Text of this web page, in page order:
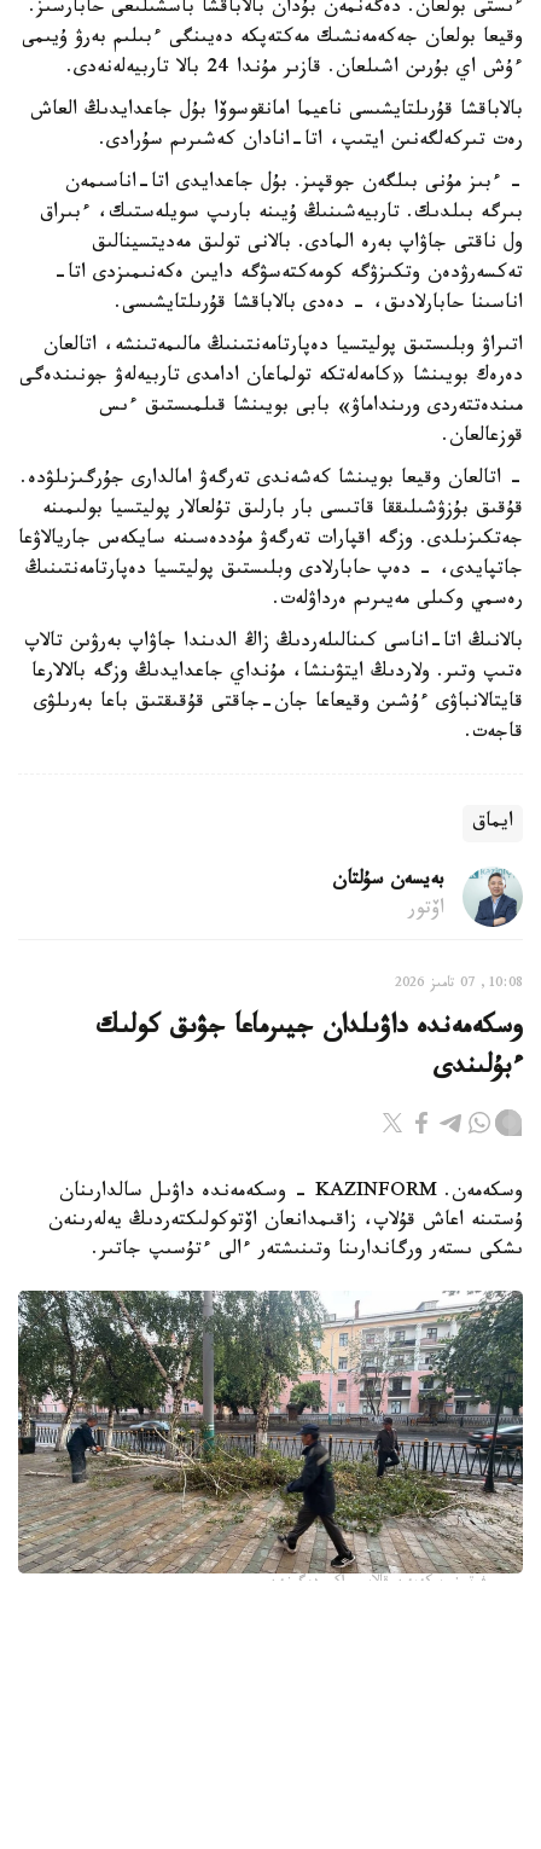
ءىستى بولعان. دەگەنمەن بۇدان بالاباقشا باسشىلىعى حابارسىز.
وقيعا بولعان جەكەمەنشىك مەكتەپكە دەيىنگى ءبىلىم بەرۋ ۇيىمى
ءۇش اي بۇرىن اشىلعان. قازىر مۇندا 24 بالا تاربيەلەنەدى.
بالاباقشا قۇرىلتايشىسى ناعيما امانقوسوۆا بۇل جاعدايدىڭ العاش
رەت تىركەلگەنىن ايتىپ، اتا-انادان كەشىرىم سۇرادى.
- ءبىز مۇنى بىلگەن جوقپىز. بۇل جاعدايدى اتا-اناسىمەن
بىرگە بىلدىك. تاربيەشىنىڭ ۇيىنە بارىپ سويلەستىك، ءبىراق
ول ناقتى جاۋاپ بەرە المادى. بالانى تولىق مەديتسينالىق
تەكسەرۋدەن وتكىزۋگە كومەكتەسۋگە دايىن ەكەنىمىزدى اتا-
اناسىنا حابارلادىق، - دەدى بالاباقشا قۇرىلتايشىسى.
اتىراۋ وبلىستىق پوليتسيا دەپارتامەنتىنىڭ مالىمەتىنشە، اتالعان
دەرەك بويىنشا «كامەلەتكە تولماعان ادامدى تاربيەلەۋ جونىندەگى
مىندەتتەردى ورىنداماۋ» بابى بويىنشا قىلمىستىق ءىس
قوزعالعان.
- اتالعان وقيعا بويىنشا كەشەندى تەرگەۋ امالدارى جۇرگىزىلۋدە.
قۇقىق بۇزۋشىلىققا قاتىسى بار بارلىق تۇلعالار پوليتسيا بولىمىنە
جەتكىزىلدى. وزگە اقپارات تەرگەۋ مۇددەسىنە سايكەس جاريالاۋعا
جاتپايدى، - دەپ حابارلادى وبلىستىق پوليتسيا دەپارتامەنتىنىڭ
رەسمي وكىلى مەيىرىم ەرداۋلەت.
بالانىڭ اتا-اناسى كىنالىلەردىڭ زاڭ الدىندا جاۋاپ بەرۋىن تالاپ
ەتىپ وتىر. ولاردىڭ ايتۋىنشا، مۇنداي جاعدايدىڭ وزگە بالالارعا
قايتالانباۋى ءۇشىن وقيعاعا جان-جاقتى قۇقىقتىق باعا بەرىلۋى
قاجەت.
ايماق
بەيسەن سۇلتان
اۆتور
10:08, 07 تامىز 2026
وسكەمەندە داۋىلدان جيىرماعا جۋىق كولىك
ءبۇلىندى
وسكەمەن. KAZINFORM - وسكەمەندە داۋىل سالدارىنان
ۇستىنە اعاش قۇلاپ، زاقىمدانعان اۆتوكولىكتەردىڭ يەلەرىنەن
ىشكى ىستەر ورگاندارىنا وتىنىشتەر ءالى ءتۇسىپ جاتىر.
فوتو: وسكەمەن قالاسى اكىمدىگىنەن